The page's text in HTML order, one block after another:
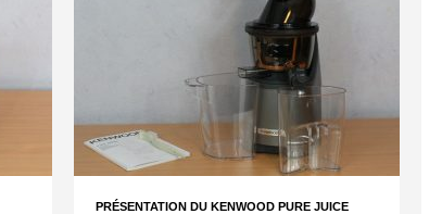
PRÉSENTATION DU KENWOOD PURE JUICE